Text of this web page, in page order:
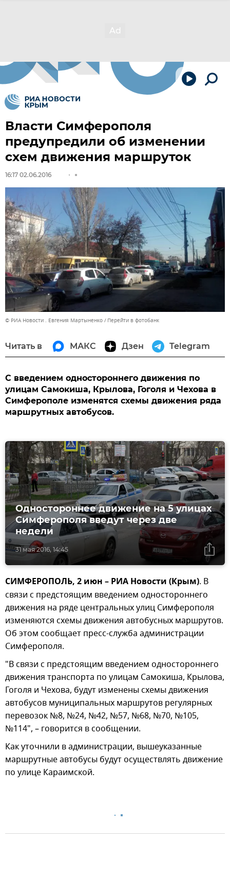
Власти Симферополя
предупредили об изменении
схем движения маршруток
16:17 02.06.2016
© РИА Новости . Евгения Мартыненко Перейти в фотобанк
Читать в МАКС Дзен Telegram
С введением одностороннего движения по
улицам Самокиша, Крылова, Гоголя и Чехова в
Симферополе изменятся схемы движения ряда
маршрутных автобусов.
31 мая 2016, 14:45
Одностороннее движение на 5 улицах
Симферополя введут через две
недели
СИМФЕРОПОЛЬ, 2 июн – РИА Новости (Крым). В
связи с предстоящим введением одностороннего
движения на ряде центральных улиц Симферополя
изменяются схемы движения автобусных маршрутов.
Об этом сообщает пресс-служба администрации
Симферополя.
"В связи с предстоящим введением одностороннего
движения транспорта по улицам Самокиша, Крылова,
Гоголя и Чехова, будут изменены схемы движения
автобусов муниципальных маршрутов регулярных
перевозок №8, №24, №42, №57, №68, №70, №105,
№114", – говорится в сообщении.
Как уточнили в администрации, вышеуказанные
маршрутные автобусы будут осуществлять движение
по улице Караимской.